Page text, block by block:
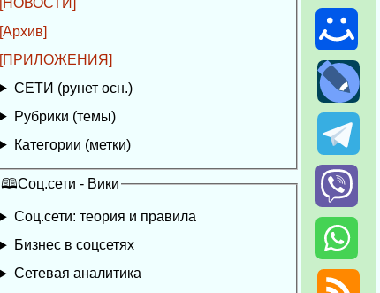
[Архив]
[ПРИЛОЖЕНИЯ]
СЕТИ (рунет осн.)
Рубрики (темы)
Категории (метки)
🕮Соц.сети - Вики
Соц.сети: теория и правила
Бизнес в соцсетях
Сетевая аналитика